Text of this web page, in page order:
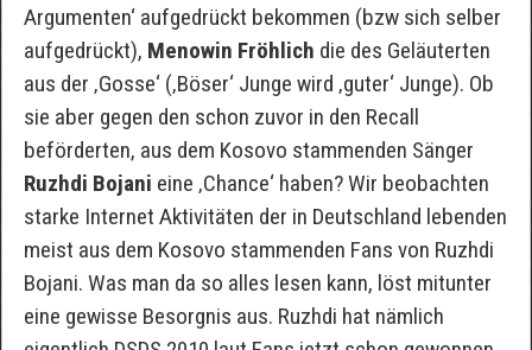
Argumenten‘ aufgedrückt bekommen (bzw sich selber
aufgedrückt), Menowin Fröhlich die des Geläuterten
aus der ‚Gosse‘ (‚Böser‘ Junge wird ‚guter‘ Junge). Ob
sie aber gegen den schon zuvor in den Recall
beförderten, aus dem Kosovo stammenden Sänger
Ruzhdi Bojani eine ‚Chance‘ haben? Wir beobachten
starke Internet Aktivitäten der in Deutschland lebenden
meist aus dem Kosovo stammenden Fans von Ruzhdi
Bojani. Was man da so alles lesen kann, löst mitunter
eine gewisse Besorgnis aus. Ruzhdi hat nämlich